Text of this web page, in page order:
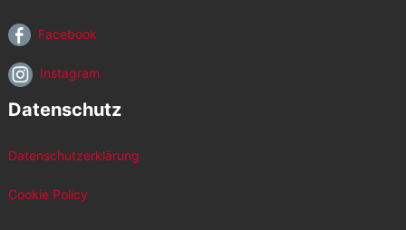
Facebook
Instagram
Datenschutz
Datenschutzerklärung
Cookie Policy